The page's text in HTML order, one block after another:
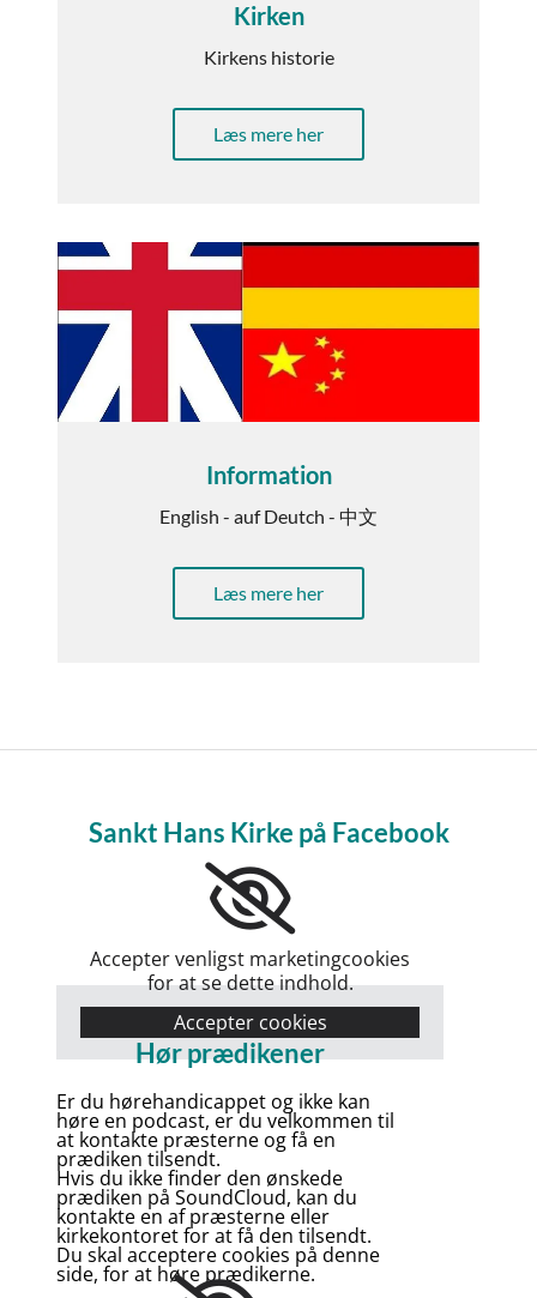
Kirken
Kirkens historie
Læs mere her
Information
English - auf Deutch - 中文
Læs mere her
Sankt Hans Kirke på Facebook
Accepter venligst marketingcookies
for at se dette indhold.
Accepter cookies
Hør prædikener
Er du hørehandicappet og ikke kan
høre en podcast, er du velkommen til
at kontakte præsterne og få en
prædiken tilsendt.
Hvis du ikke finder den ønskede
prædiken på SoundCloud, kan du
kontakte en af præsterne eller
kirkekontoret for at få den tilsendt.
Du skal acceptere cookies på denne
side, for at høre prædikerne.